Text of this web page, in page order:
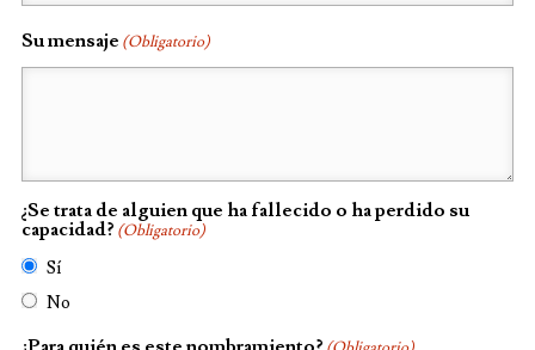
Su mensaje (Obligatorio)
¿Se trata de alguien que ha fallecido o ha perdido su
capacidad? (Obligatorio)
Sí
No